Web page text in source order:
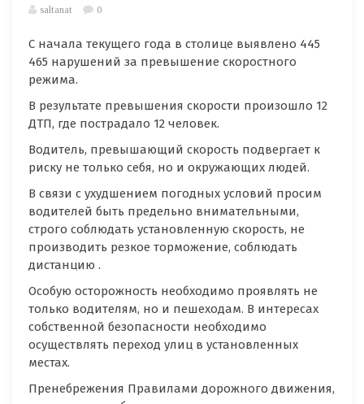
saltanat
0
С начала текущего года в столице выявлено 445
465 нарушений за превышение скоростного
режима.
В результате превышения скорости произошло 12
ДТП, где пострадало 12 человек.
Водитель, превышающий скорость подвергает к
риску не только себя, но и окружающих людей.
В связи с ухудшением погодных условий просим
водителей быть предельно внимательными,
строго соблюдать установленную скорость, не
производить резкое торможение, соблюдать
дистанцию .
Особую осторожность необходимо проявлять не
только водителям, но и пешеходам. В интересах
собственной безопасности необходимо
осуществлять переход улиц в установленных
местах.
Пренебрежения Правилами дорожного движения,